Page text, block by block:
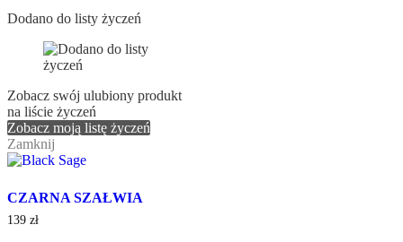
Dodano do listy życzeń
Zobacz swój ulubiony produkt
na liście życzeń
Zobacz moją listę życzeń
Zamknij
CZARNA SZAŁWIA
139 zł